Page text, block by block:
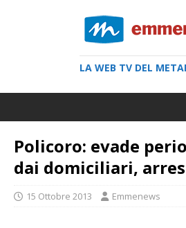
LA WEB TV DEL
Policoro: evade
dai domiciliari,
15 Ottobre 2013 Emmenews